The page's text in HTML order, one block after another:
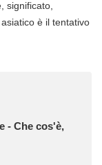
significato,
è il tentativo
- Che cos'è,